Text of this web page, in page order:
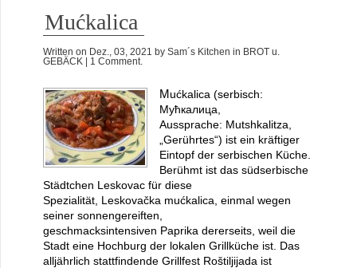
Mućkalica
Written on Dez., 03, 2021 by Sam´s Kitchen in BROT u.
GEBÄCK
| 1 Comment.
Mućkalica (serbisch:
Мућкалица,
Aussprache: Mutshkalitza,
„Gerührtes“) ist ein kräftiger
Eintopf der serbischen Küche.
Berühmt ist das südserbische
Städtchen Leskovac für diese
Spezialität, Leskovačka mućkalica, einmal wegen
seiner sonnengereiften,
geschmacksintensiven Paprika dererseits, weil die
Stadt eine Hochburg der lokalen Grillküche ist. Das
alljährlich stattfindende Grillfest Roštiljijada ist